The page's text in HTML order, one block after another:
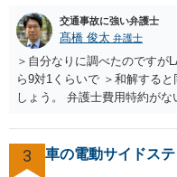
害者の法定代理人（お子さん
質問者様の事件（お子さんに
というのはちょっと疑問が湧
ご質問者様あるいは他の親権
ざわざ告訴状を出すのか？と
の交通違反で送致ということ
が、そういった事情もない
います。
交通事故に強い弁護士
髙橋 俊太 弁護士
＞自分なりに調べたのですが
ら9対1くらいで ＞和解する
しょう。 弁護士費用特約が
ンで最初から10対0を主張し
＞1か2は譲らないとセンタ
のでしょうか。 私見では、
3 車の電動サイドス